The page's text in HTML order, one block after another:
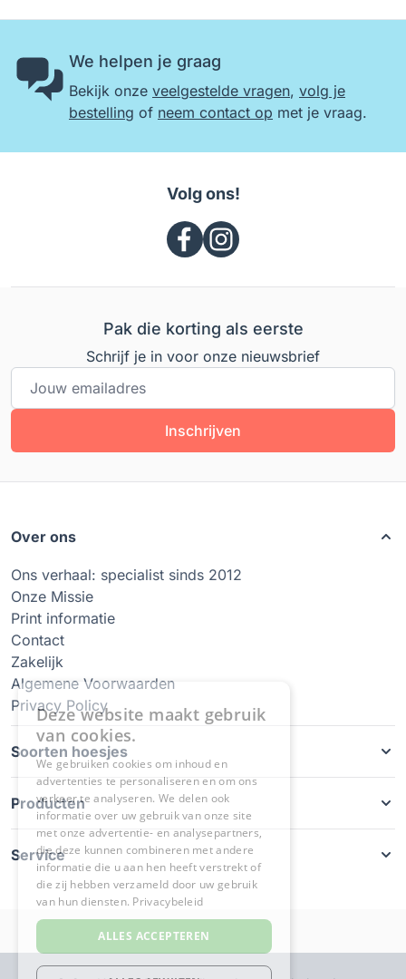
We helpen je graag
Bekijk onze veelgestelde vragen, volg je
bestelling of neem contact op met je vraag.
Volg ons!
Pak die korting als eerste
Schrijf je in voor onze nieuwsbrief
E-mailadres
Inschrijven
Over ons
Ons verhaal: specialist sinds 2012
Onze Missie
Print informatie
Contact
Zakelijk
Algemene Voorwaarden
Privacy Policy
Soorten hoesjes
Producten
Service